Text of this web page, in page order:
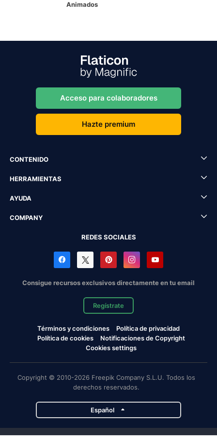
Animados
Acceso para colaboradores
Hazte premium
CONTENIDO
HERRAMIENTAS
AYUDA
COMPANY
REDES SOCIALES
Consigue recursos exclusivos directamente en tu email
Regístrate
Términos y condiciones
Política de privacidad
Política de cookies
Notificaciones de Copyright
Cookies settings
Copyright © 2010-2026 Freepik Company S.L.U. Todos los
derechos reservados.
Español